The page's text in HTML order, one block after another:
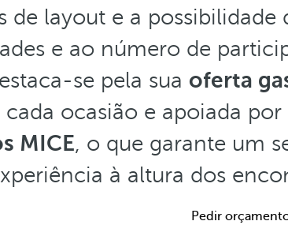
de layout e a possibilidade
e ao número de
se pela sua oferta
cada ocasião e apoiada por
MICE, o que garante um
à altura dos
Pedir